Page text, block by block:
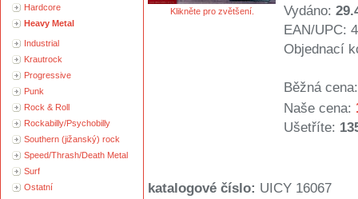
Hardcore
Heavy Metal
Industrial
Krautrock
Progressive
Punk
Rock & Roll
Rockabilly/Psychobilly
Southern (jižanský) rock
Speed/Thrash/Death Metal
Surf
Ostatní
Klikněte pro zvětšení.
Vydáno:
EAN/UPC:
Objednací
Běžná cena:
Naše cena:
Ušetříte:
katalogové číslo: UICY 16067